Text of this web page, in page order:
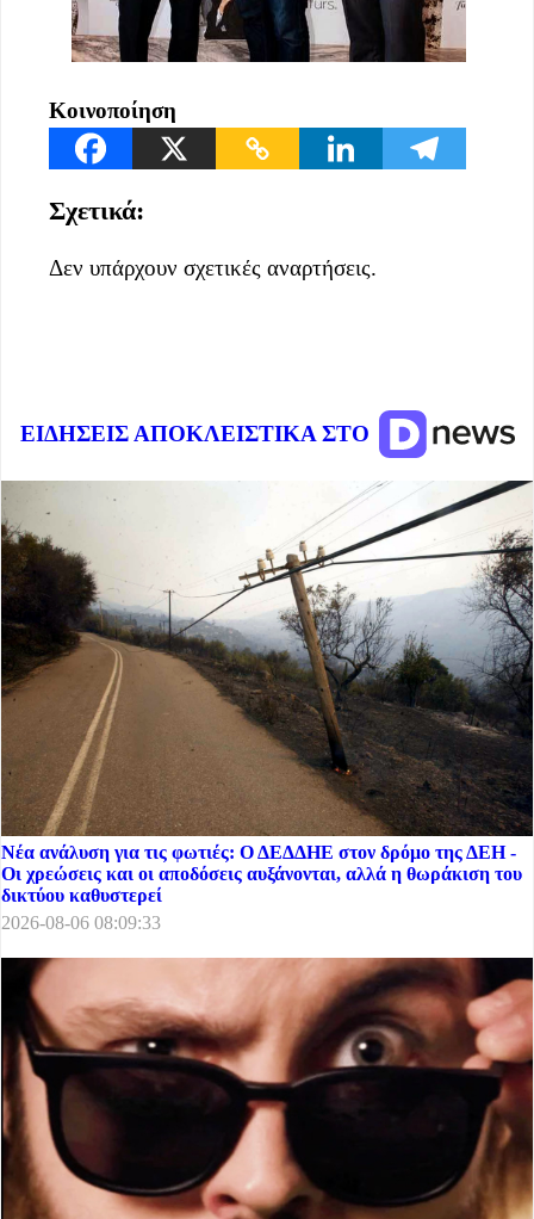
Κοινοποίηση
Σχετικά:
Δεν υπάρχουν σχετικές αναρτήσεις.
ΕΙΔΗΣΕΙΣ ΑΠΟΚΛΕΙΣΤΙΚΑ ΣΤΟ
Νέα ανάλυση για τις φωτιές: Ο ΔΕΔΔΗΕ στον δρόμο της ΔΕΗ -
Οι χρεώσεις και οι αποδόσεις αυξάνονται, αλλά η θωράκιση του
δικτύου καθυστερεί
2026-08-06 08:09:33